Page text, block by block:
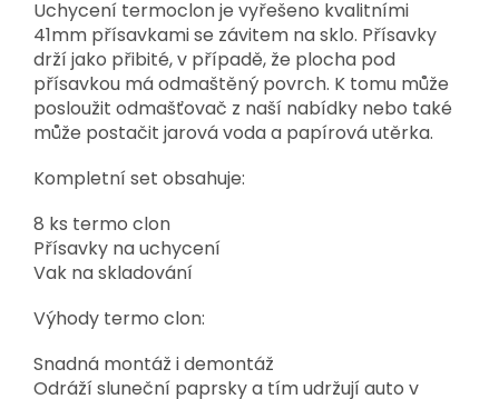
Uchycení termoclon je vyřešeno kvalitními
41mm přísavkami se závitem na sklo. Přísavky
drží jako přibité, v případě, že plocha pod
přísavkou má odmaštěný povrch. K tomu může
posloužit odmašťovač z naší nabídky nebo také
může postačit jarová voda a papírová utěrka.
Kompletní set obsahuje:
8 ks termo clon
Přísavky na uchycení
Vak na skladování
Výhody termo clon:
Snadná montáž i demontáž
Odráží sluneční paprsky a tím udržují auto v